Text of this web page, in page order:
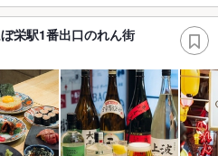
栄駅1番出口のれん街